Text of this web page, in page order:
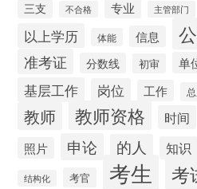
三支 不合格 专业 主管部门
以上学历 体能 信息
准考证 分数线 初审 单
基层工作 岗位 工作
教师 教师资格 时间
照片 申论 的人 知识
结构化 考官 考生 考